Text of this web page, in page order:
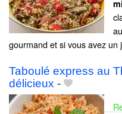
gourmand et si vous avez
Taboulé express au
délicieux -